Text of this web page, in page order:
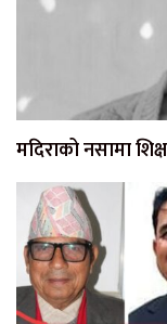
मदिराको नसामा